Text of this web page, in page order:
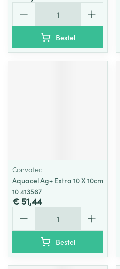
Bestel
Convatec
Aquacel Ag+ Extra 10 X 10cm
10 413567
€ 51,44
Bestel